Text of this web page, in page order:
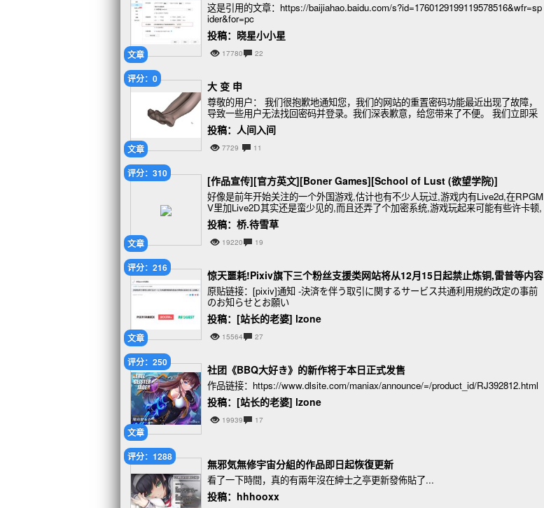
文章
这是引用的文章：https://baijiahao.baidu.com/s?id=1760129199119578516&wfr=sp
ider&for=pc
投稿：晓星小小星
17780 22
文章
评分：0
大 变 申
尊敬的用户： 我们很抱歉地通知您，我们的网站的重置密码功能最近出现了故障，
导致一些用户无法找回密码并登录。我们深表歉意，给您带来了不便。 我们立即采
取措施修复了该问题，并确认该功能已经完全
投稿：人间入间
7729 11
文章
评分：310
[作品宣传][官方英文][Boner Games][School of Lust (欲望学院)]
好像是前年开始关注的一个外国游戏,估计也有不少人玩过,游戏内有Live2d,在RPGM
V里加Live2D其实还是蛮少见的,而且还弄了个加密系统,游戏玩起来可能有些许卡顿,
加上是英文,也很少人想会去玩,
投稿：桥.待雪草
19220 19
文章
评分：216
惊天噩耗!Pixiv旗下三个粉丝支援类网站将从12月15日起禁止炼铜,雷普等内容
原贴链接：[pixiv]通知 -決済を伴う取引に関するサービス共通利用規約改定の事前
のお知らせとお願い
投稿：[站长的老婆] lzone
15564 27
文章
评分：250
社团《BBQ大好き》的新作将于本日正式发售
作品链接：https://www.dlsite.com/maniax/announce/=/product_id/RJ392812.html
投稿：[站长的老婆] lzone
19939 17
评分：1288
無邪気無修宇宙分組的作品即日起恢復更新
看了一下時間，真的有兩年沒在紳士之亭更新發佈貼了...
投稿：hhhooxx